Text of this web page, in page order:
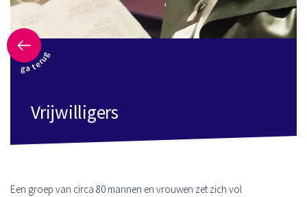
ga terug
Vrijwilligers
Een groep van circa 80 mannen en vrouwen zet zich vol